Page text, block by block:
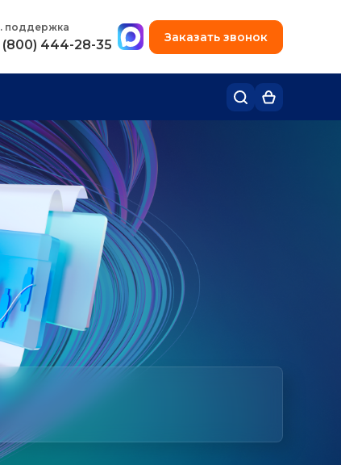
поддержка
(800) 444-28-35
+7 (495) 780-48-49
Заказать звонок